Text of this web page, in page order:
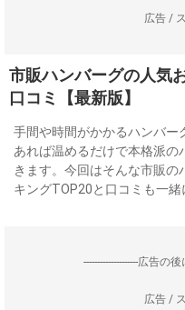
広告 /
市販ハンバーグの人気
口コミ【最新版】
手間や時間がかかるハンバー
あれば温めるだけで本格派
きます。今回はそんな市販
キングTOP20と口コミも一緒
--------------------広告の
広告 /